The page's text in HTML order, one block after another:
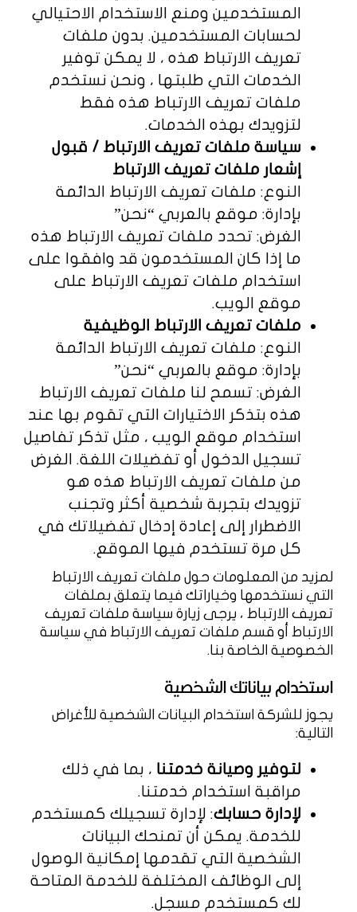
المستخدمين ومنع الاستخدام الاحتيالي
لحسابات المستخدمين. بدون ملفات
تعريف الارتباط هذه ، لا يمكن توفير
الخدمات التي طلبتها ، ونحن نستخدم
ملفات تعريف الارتباط هذه فقط
لتزويدك بهذه الخدمات.
سياسة ملفات تعريف الارتباط / قبول
إشعار ملفات تعريف الارتباط
النوع: ملفات تعريف الارتباط الدائمة
بإدارة: موقع بالعربي “نحن”
الغرض: تحدد ملفات تعريف الارتباط هذه
ما إذا كان المستخدمون قد وافقوا على
استخدام ملفات تعريف الارتباط على
موقع الويب.
ملفات تعريف الارتباط الوظيفية
النوع: ملفات تعريف الارتباط الدائمة
بإدارة: موقع بالعربي “نحن”
الغرض: تسمح لنا ملفات تعريف الارتباط
هذه بتذكر الاختيارات التي تقوم بها عند
استخدام موقع الويب ، مثل تذكر تفاصيل
تسجيل الدخول أو تفضيلات اللغة. الغرض
من ملفات تعريف الارتباط هذه هو
تزويدك بتجربة شخصية أكثر وتجنب
الاضطرار إلى إعادة إدخال تفضيلاتك في
كل مرة تستخدم فيها الموقع.
لمزيد من المعلومات حول ملفات تعريف الارتباط
التي نستخدمها وخياراتك فيما يتعلق بملفات
تعريف الارتباط ، يرجى زيارة سياسة ملفات تعريف
الارتباط أو قسم ملفات تعريف الارتباط في سياسة
الخصوصية الخاصة بنا.
استخدام بياناتك الشخصية
يجوز للشركة استخدام البيانات الشخصية للأغراض
التالية:
لتوفير وصيانة خدمتنا ، بما في ذلك
مراقبة استخدام خدمتنا.
لإدارة حسابك: لإدارة تسجيلك كمستخدم
للخدمة. يمكن أن تمنحك البيانات
الشخصية التي تقدمها إمكانية الوصول
إلى الوظائف المختلفة للخدمة المتاحة
لك كمستخدم مسجل.